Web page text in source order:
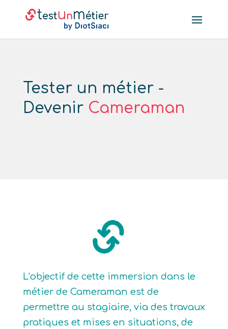
Tester un métier -
Devenir Cameraman
L’objectif de cette immersion dans le
métier de Cameraman est de
permettre au stagiaire, via des travaux
pratiques et mises en situations, de